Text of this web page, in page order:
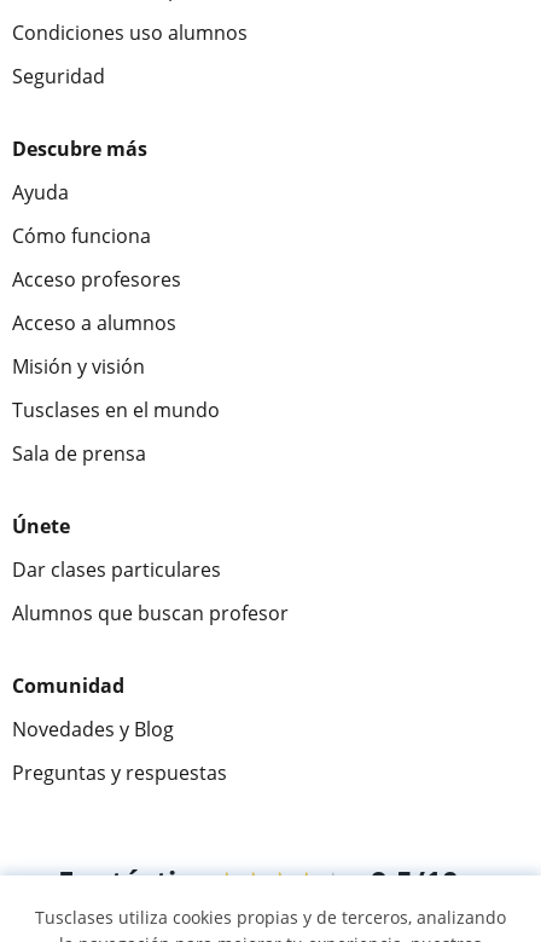
Condiciones uso alumnos
Seguridad
Descubre más
Ayuda
Cómo funciona
Acceso profesores
Acceso a alumnos
Misión y visión
Tusclases en el mundo
Sala de prensa
Únete
Dar clases particulares
Alumnos que buscan profesor
Comunidad
Novedades y Blog
Preguntas y respuestas
Fantástica★★★★★ 9,5/10
305915 opiniones de alumnos
Tusclases utiliza cookies propias y de terceros, analizando